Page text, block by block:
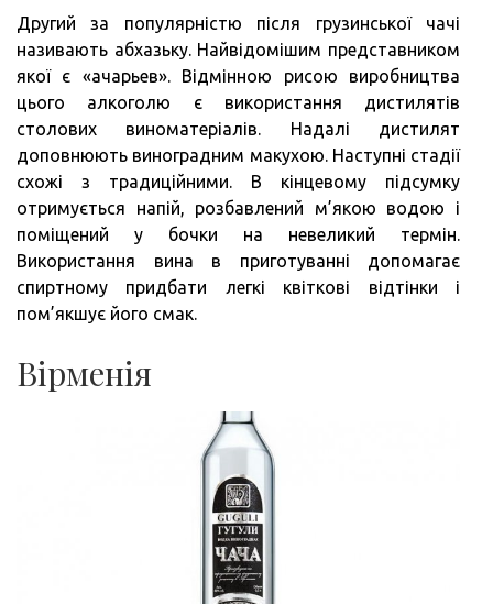
Другий за популярністю після грузинської чачі
називають абхазьку. Найвідомішим представником
якої є «ачарьев». Відмінною рисою виробництва
цього алкоголю є використання дистилятів
столових виноматеріалів. Надалі дистилят
доповнюють виноградним макухою. Наступні стадії
схожі з традиційними. В кінцевому підсумку
отримується напій, розбавлений м’якою водою і
поміщений у бочки на невеликий термін.
Використання вина в приготуванні допомагає
спиртному придбати легкі квіткові відтінки і
пом’якшує його смак.
Вірменія